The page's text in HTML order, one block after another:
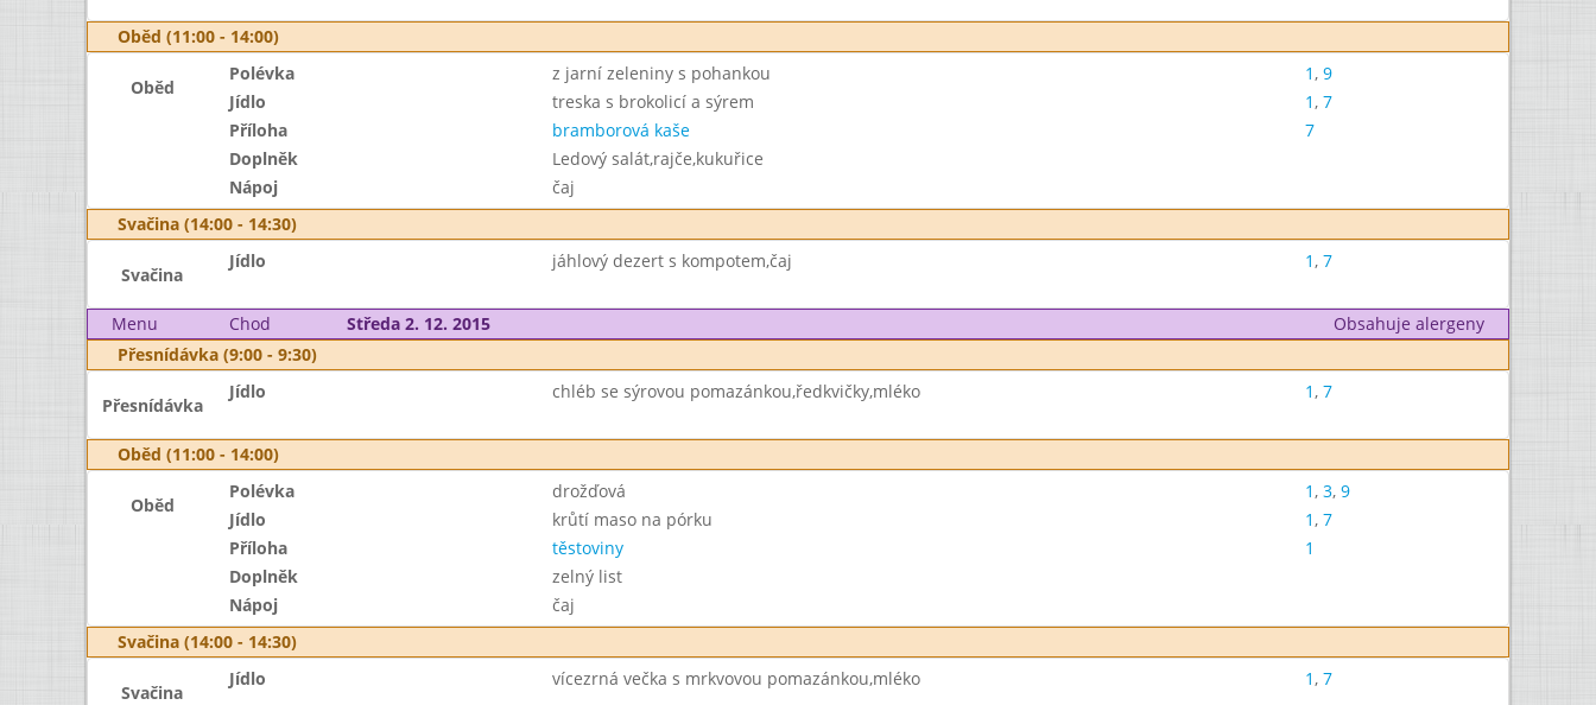
Oběd (11:00 - 14:00)
Oběd
Polévka z jarní zeleniny s pohankou 1, 9
Jídlo
treska s brokolicí a sýrem 1, 7
Příloha
bramborová kaše
7
Doplněk
Ledový salát,rajče,kukuřice
Nápoj
čaj
Svačina (14:00 - 14:30)
Svačina
Jídlo jáhlový dezert s kompotem,čaj 1, 7
Menu Chod Středa 2. 12. 2015
Obsahuje alergeny
Přesnídávka (9:00 - 9:30)
Přesnídávka
Jídlo chléb se sýrovou pomazánkou,ředkvičky,mléko 1, 7
Oběd (11:00 - 14:00)
Oběd
Polévka drožďová 1, 3, 9
Jídlo
krůtí maso na pórku 1, 7
Příloha
těstoviny
1
Doplněk
zelný list
Nápoj
čaj
Svačina (14:00 - 14:30)
Svačina
Jídlo vícezrná večka s mrkvovou pomazánkou,mléko 1, 7